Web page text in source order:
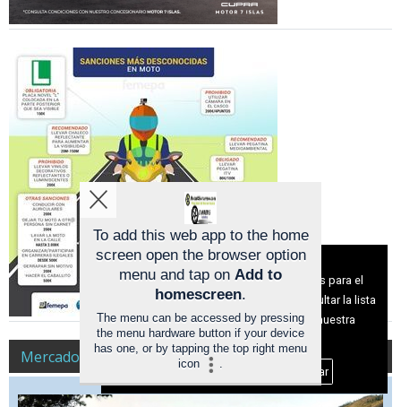
Mercado
Aviso sobre el Uso de cookies:
Utilizamos cookies nuestras y de terceros para el
funcionamiento del digital. Puedes consultar la lista
de cookies y como desconectarlas.Ver nuestra
Política de Privacidad y Cookies
Aceptar Cookies Personalizar
To add this web app to the home
screen open the browser option
menu and tap on Add to
homescreen.
The menu can be accessed by pressing
the menu hardware button if your device
has one, or by tapping the top right menu
icon
.